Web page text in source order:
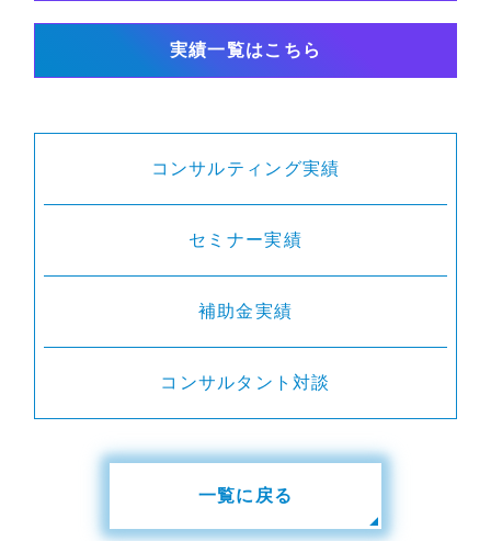
実績一覧はこちら
コンサルティング実績
セミナー実績
補助金実績
コンサルタント対談
一覧に戻る